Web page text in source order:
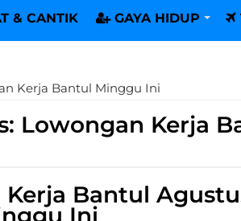
& CANTIK GAYA HIDUP
Kerja Bantul Minggu Ini
Lowongan Kerja
Bantul
Ini